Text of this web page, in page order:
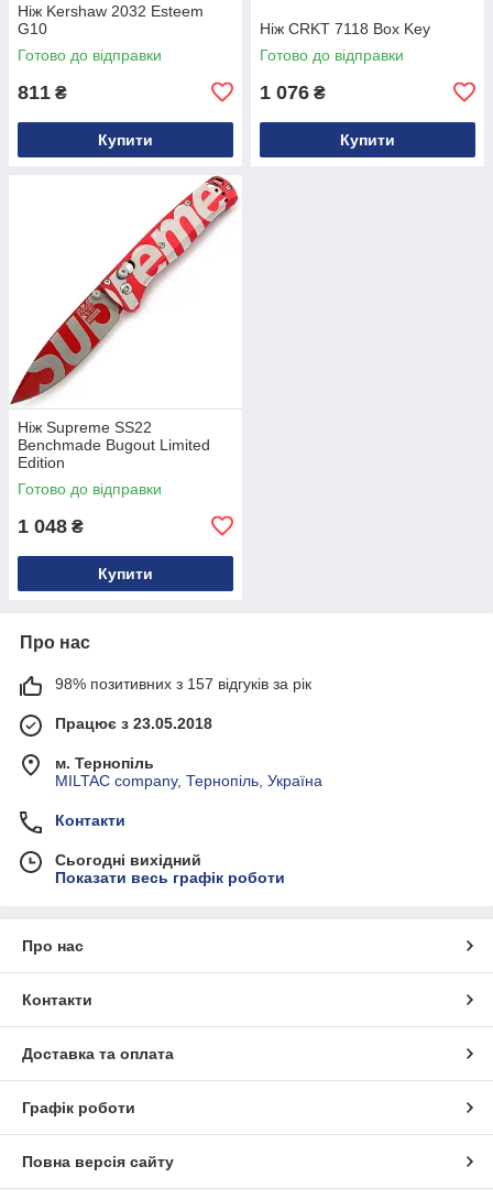
Ніж Kershaw 2032 Esteem
G10
Готово до відправки
811 ₴
Купити
Ніж CRKT 7118 Box Key
Готово до відправки
1 076 ₴
Купити
Ніж Supreme SS22
Benchmade Bugout Limited
Edition
Готово до відправки
1 048 ₴
Купити
Про нас
98% позитивних з 157 відгуків за рік
Працює з 23.05.2018
м. Тернопіль
MILTAC company, Тернопіль, Україна
Контакти
Сьогодні вихідний
Показати весь графік роботи
Про нас
Контакти
Доставка та оплата
Графік роботи
Повна версія сайту